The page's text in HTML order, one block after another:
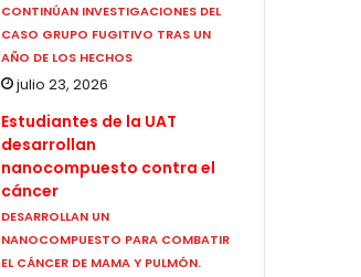
CONTINÚAN INVESTIGACIONES DEL
CASO GRUPO FUGITIVO TRAS UN
AÑO DE LOS HECHOS
julio 23, 2026
Estudiantes de la UAT
desarrollan
nanocompuesto contra el
cáncer
DESARROLLAN UN
NANOCOMPUESTO PARA COMBATIR
EL CÁNCER DE MAMA Y PULMÓN.